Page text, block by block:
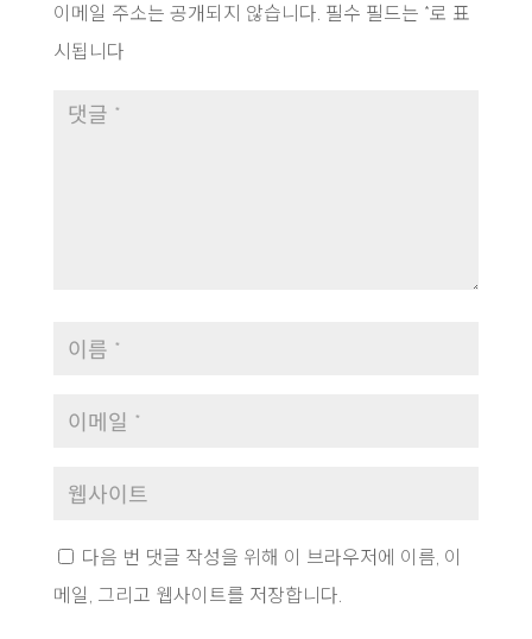
이메일 주소는 공개되지 않습니다. 필수 필드는 *로 표
시됩니다
다음 번 댓글 작성을 위해 이 브라우저에 이름, 이
메일, 그리고 웹사이트를 저장합니다.